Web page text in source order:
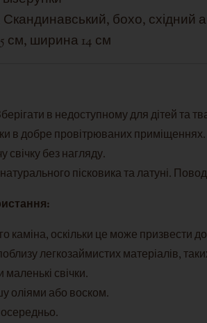
Скандинавський, бохо, східний
см, ширина 14 см
в недоступному для дітей та
в добре провітрюваних приміщеннях.
без нагляду.
пісковика та латуні.
каміна, оскільки це може призвести до
легкозаймистих матеріалів,
маленькі свічки.
оліями або воском.